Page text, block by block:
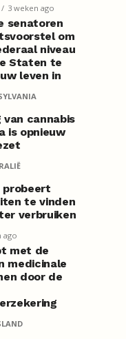
3 weken ago
senatoren
om
niveau
Staten te
leven in
van cannabis
is opnieuw
probeert
te vinden
verbruiken
ago
met de
medicinale
door de